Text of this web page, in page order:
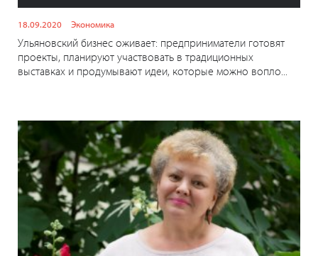
18.09.2020 Экономика
Ульяновский бизнес оживает: предприниматели готовят
проекты, планируют участвовать в традиционных
выставках и продумывают идеи, которые можно вопло...